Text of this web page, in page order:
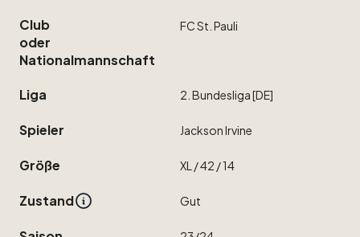
Club
oder
Nationalmannschaft
FCSt. Pauli
Liga 2. Bundesliga[DE]
Spieler JacksonIrvine
Größe XL ​/​42 ​/​14
Zustand Gut